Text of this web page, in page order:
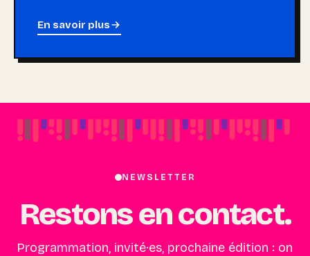
En savoir plus
NEWSLETTER
Restons en contact.
Programmation, invité·es, prochaine édition : on